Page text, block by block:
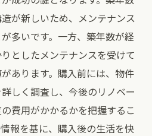
購入時に避けるべき落とし
薦める落とし穴回避のため
購入で失敗しないための専
相談の重要性とその活用法
が新しいため、メンテナンス
多いです。一方、築年数が経
としたメンテナンスを受けて
あります。購入前には、物件
しく調査し、今後のリノベー
費用がかかるかを把握するこ
報を基に、購入後の生活を快